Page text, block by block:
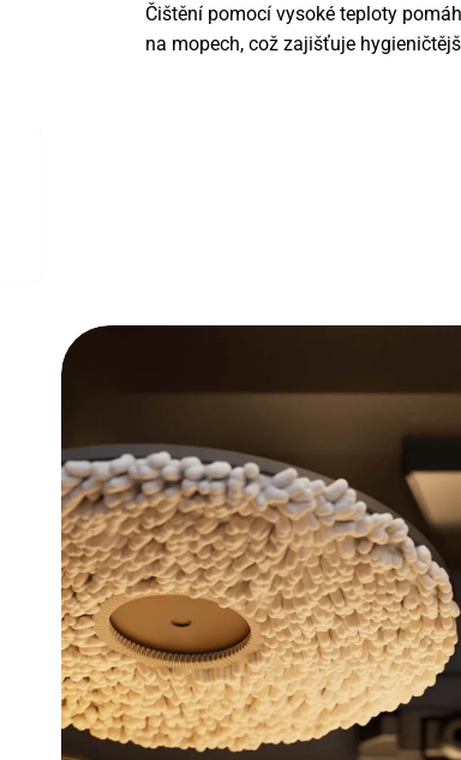
Čištění pomocí vysoké teploty
na mopech, což zajišťuje